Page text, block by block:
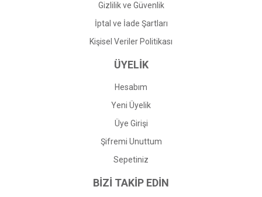
Gizlilik ve Güvenlik
İptal ve İade Şartları
Kişisel Veriler Politikası
ÜYELİK
Hesabım
Yeni Üyelik
Üye Girişi
Şifremi Unuttum
Sepetiniz
BİZİ TAKİP EDİN